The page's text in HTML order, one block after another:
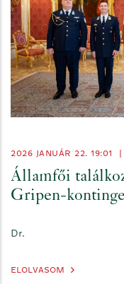
2026 JANUÁR 22. 19:01
Államfői
Gripen-
Dr.
ELOLVASOM